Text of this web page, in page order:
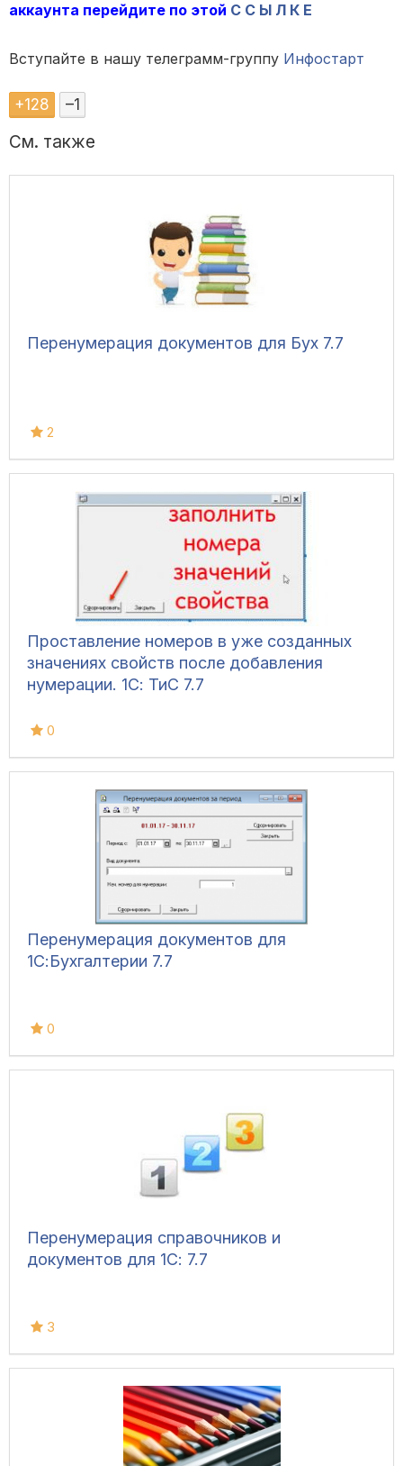
аккаунта перейдите по этой С С Ы Л К Е
Вступайте в нашу телеграмм-группу Инфостарт
+128 –1
См. также
Перенумерация документов для Бух 7.7
2
Проставление номеров в уже созданных
значениях свойств после добавления
нумерации. 1С: ТиС 7.7
0
Перенумерация документов для
1С:Бухгалтерии 7.7
0
Перенумерация справочников и
документов для 1С: 7.7
3